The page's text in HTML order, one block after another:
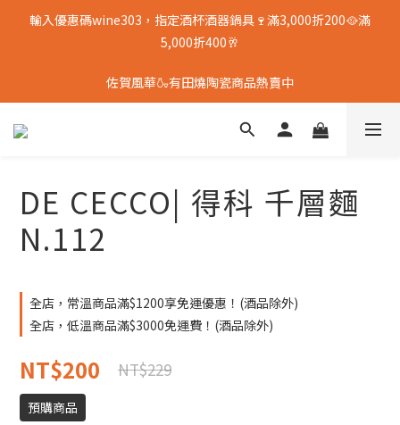
輸入優惠碼wine303，指定酒杯酒器鍋具🍷滿3,000折200🥘滿
5,000折400🥂
佐賀風華🍶有田燒陶瓷商品熱賣中
DE CECCO| 得科 千層麵
N.112
全店，常溫商品滿$1200享免運優惠！(酒品除外)
全店，低溫商品滿$3000免運費！(酒品除外)
NT$200 NT$229
預購商品